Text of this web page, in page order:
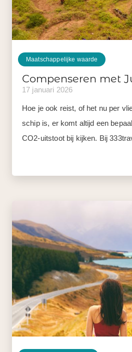
Maatschappelijke waarde
Compenseren met
17 januari 2026
Hoe je ook reist, of het nu per
schip is, er komt altijd een
CO2-uitstoot bij kijken. Bij